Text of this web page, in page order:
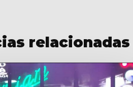
relacionadas